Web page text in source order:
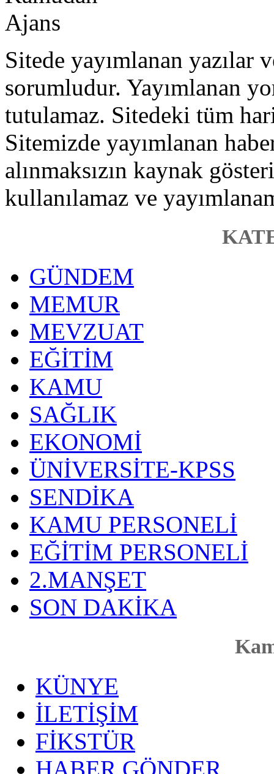
Sitede yayımlanan yazılar
sorumludur. Yayımlanan
tutulamaz. Sitedeki tüm
Sitemizde yayımlanan
alınmaksızın kaynak
kullanılamaz ve
GÜNDEM
MEMUR
MEVZUAT
EĞİTİM
KAMU
SAĞLIK
EKONOMİ
ÜNİVERSİTE-KPSS
SENDİKA
KAMU PERSONELİ
EĞİTİM PERSONELİ
2.MANŞET
SON DAKİKA
KÜNYE
İLETİŞİM
FİKSTÜR